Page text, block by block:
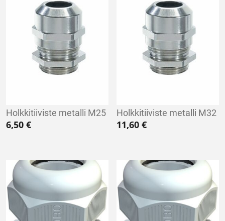
Holkkitiiviste metalli M25
6,50 €
Holkkitiiviste metalli M32
11,60€